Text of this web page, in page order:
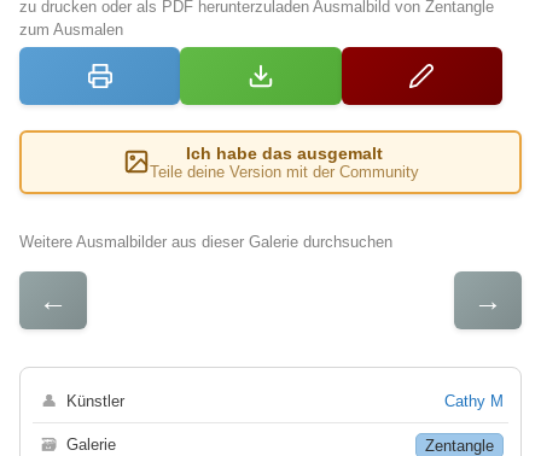
zu drucken oder als PDF herunterzuladen Ausmalbild von Zentangle
zum Ausmalen
Ich habe das ausgemalt
Teile deine Version mit der Community
Weitere Ausmalbilder aus dieser Galerie durchsuchen
← →
👤 Künstler Cathy M
🗃 Galerie Zentangle